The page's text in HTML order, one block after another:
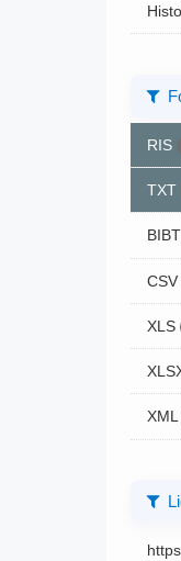
RIS
TXT
CSV
XLS
XML